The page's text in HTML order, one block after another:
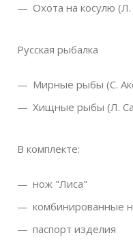
Охота на косулю
Русская рыбалка
Мирные рыбы (С.
Хищные рыбы (Л.
В комплекте:
нож "Лиса"
комбинированные
паспорт изделия